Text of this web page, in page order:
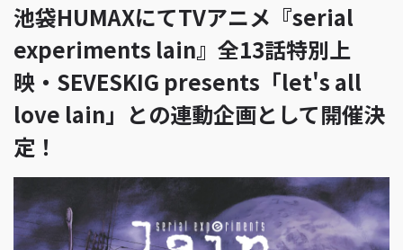
池袋HUMAXにてTVアニメ『serial
experiments lain』全13話特別上
映・SEVESKIG presents「let's all
love lain」との連動企画として開催決
定！